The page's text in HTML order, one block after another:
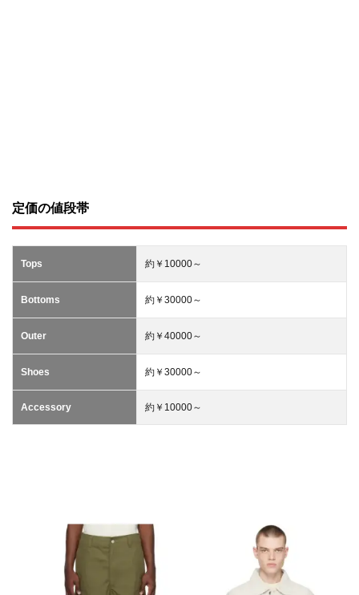
定価の値段帯
Tops 約￥10000～
Bottoms 約￥30000～
Outer 約￥40000～
Shoes 約￥30000～
Accessory 約￥10000～